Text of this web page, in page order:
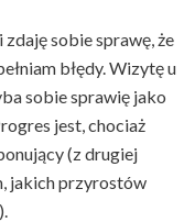
sobie sprawę, że
błędy. Wizytę u
sobie sprawię jako
jest, chociaż
(z drugiej
jakich przyrostów